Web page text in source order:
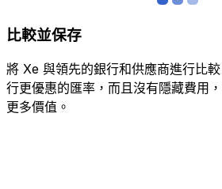
比較並保存
將 Xe 與領先的銀行和供應商進行比
行更優惠的匯率，而且沒有隱藏費用
更多價值。